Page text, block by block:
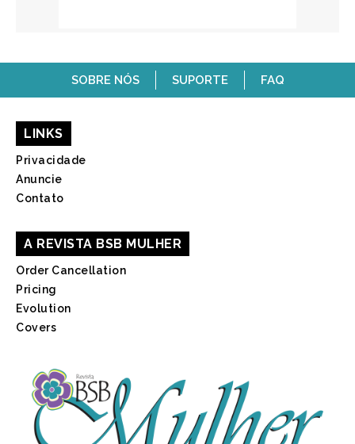
SOBRE NÓS SUPORTE FAQ
LINKS
Privacidade
Anuncie
Contato
A REVISTA BSB MULHER
Order Cancellation
Pricing
Evolution
Covers